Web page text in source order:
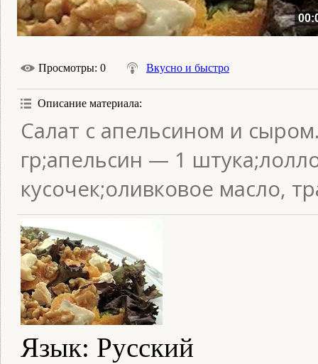
Просмотры: 0 Вкусно и быстро
Описание материала:
Салат с апельсином и
гр;апельсин — 1
кусочек;оливковое масло,
Язык: Русский